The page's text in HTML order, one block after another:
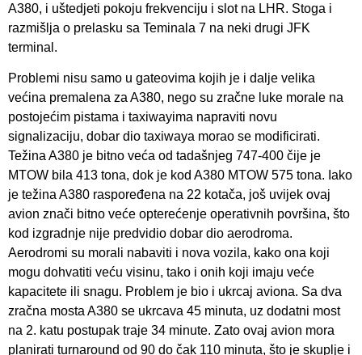
A380, i uštedjeti pokoju frekvenciju i slot na LHR. Stoga i
razmišlja o prelasku sa Teminala 7 na neki drugi JFK
terminal.
Problemi nisu samo u gateovima kojih je i dalje velika
većina premalena za A380, nego su zračne luke morale na
postojećim pistama i taxiwayima napraviti novu
signalizaciju, dobar dio taxiwaya morao se modificirati.
Težina A380 je bitno veća od tadašnjeg 747-400 čije je
MTOW bila 413 tona, dok je kod A380 MTOW 575 tona. Iako
je težina A380 raspoređena na 22 kotača, još uvijek ovaj
avion znači bitno veće opterećenje operativnih površina, što
kod izgradnje nije predvidio dobar dio aerodroma.
Aerodromi su morali nabaviti i nova vozila, kako ona koji
mogu dohvatiti veću visinu, tako i onih koji imaju veće
kapacitete ili snagu. Problem je bio i ukrcaj aviona. Sa dva
zračna mosta A380 se ukrcava 45 minuta, uz dodatni most
na 2. katu postupak traje 34 minute. Zato ovaj avion mora
planirati turnaround od 90 do čak 110 minuta, što je skuplje i